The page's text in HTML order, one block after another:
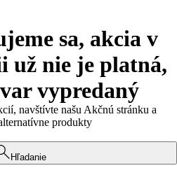
sa, akcia v
už nie je platná,
vypredaný
navštívte našu Akčnú stránku a
produkty
Hľadanie